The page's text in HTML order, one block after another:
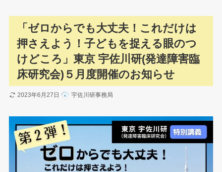
「ゼロからでも大丈夫！これだけは
押さえよう！子どもを捉える眼のつ
けどころ」東京 宇佐川研(発達障害臨
床研究会)５月度開催のお知らせ
2023年6月27日 宇佐川研事務局